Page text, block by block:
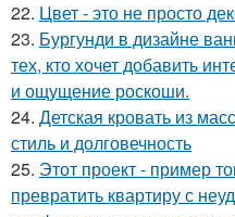
22. Цвет - это не просто
23. Бургунди в дизайне
тех, кто хочет добавить
и ощущение роскоши.
24. Детская кровать из
стиль и долговечность
25. Этот проект - пример
превратить квартиру с